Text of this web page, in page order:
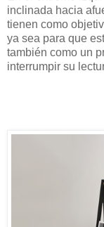
inclinada hacia
tienen como
ya sea para que
también como un
interrumpir su